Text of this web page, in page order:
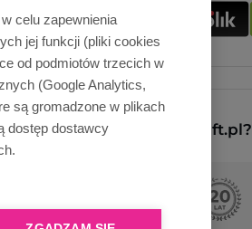
celu zapewnienia
jej funkcji (pliki cookies
od podmiotów trzecich w
(Google Analytics,
są gromadzone w plikach
dostęp dostawcyDlaczego OpenGift.pl?